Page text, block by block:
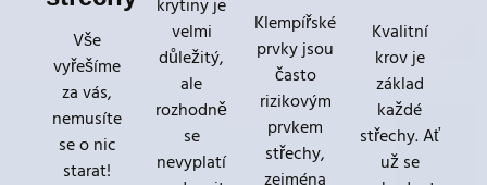
Vše
vyřešíme
za vás,
nemusíte
se o nic
starat!
krytiny je
velmi
důležitý,
ale
rozhodně
se
nevyplatí
Klempířské
prvky jsou
často
rizikovým
prvkem
střechy,
zejména
Kvalitní
krov je
základ
každé
střechy. Ať
už se